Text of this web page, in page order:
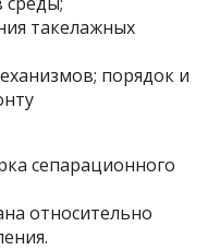
такелажных
порядок и
сепарационного
относительно